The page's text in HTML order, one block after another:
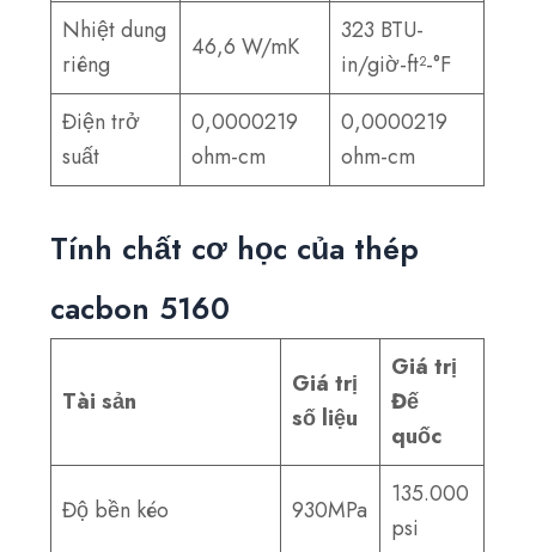
Nhiệt dung
riêng
46,6 W/mK
323 BTU-
in/giờ-ft²-°F
Điện trở
suất
0,0000219
ohm-cm
0,0000219
ohm-cm
Tính chất cơ học của thép
cacbon 5160
Tài sản
Giá trị
số liệu
Giá trị
Đế
quốc
Độ bền kéo 930MPa
135.000
psi